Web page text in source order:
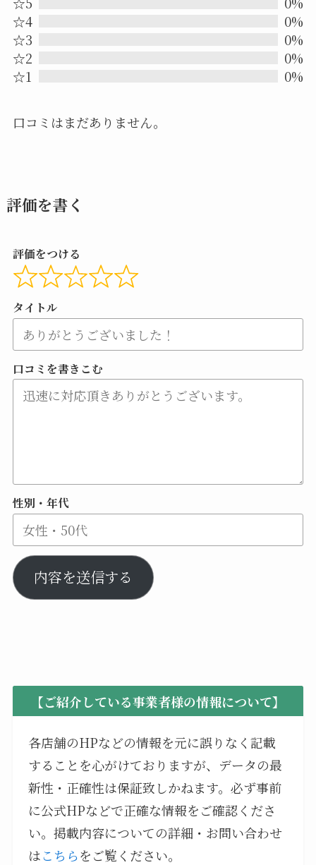
☆4
0%
☆3
0%
☆2
0%
☆1
0%
口コミはまだありません。
評価を書く
評価をつける
タイトル
口コミを書きこむ
性別・年代
内容を送信する
【ご紹介している事業者様の情報について】
各店舗のHPなどの情報を元に誤りなく記載
することを心がけておりますが、データの最
新性・正確性は保証致しかねます。必ず事前
に公式HPなどで正確な情報をご確認くださ
い。掲載内容についての詳細・お問い合わせ
はこちらをご覧ください。